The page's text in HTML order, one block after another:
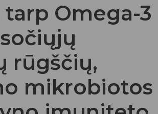
tarp Omega-3
rūgščių,
mikrobiotos